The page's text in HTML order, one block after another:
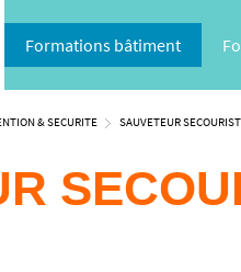
Formations bâtiment
& SECURITE SAUVETEUR